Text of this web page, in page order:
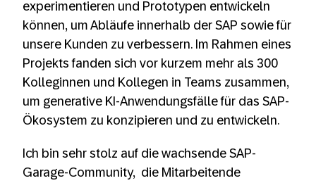
experimentieren und Prototypen entwickeln
können, um Abläufe innerhalb der SAP sowie für
unsere Kunden zu verbessern. Im Rahmen eines
Projekts fanden sich vor kurzem mehr als 300
Kolleginnen und Kollegen in Teams zusammen,
um generative KI-Anwendungsfälle für das SAP-
Ökosystem zu konzipieren und zu entwickeln.
Ich bin sehr stolz auf die wachsende SAP-
Garage-Community, die Mitarbeitende